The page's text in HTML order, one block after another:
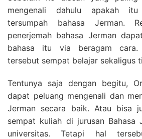
mengenali dahulu apakah
tersumpah bahasa Jerman.
penerjemah bahasa Jerman
bahasa itu via beragam cara.
tersebut sempat belajar sekaligus
Tentunya saja dengan begitu,
dapat peluang mengenali dan
Jerman secara baik. Atau bisa
sempat kuliah di jurusan Bahasa
universitas. Tetapi hal